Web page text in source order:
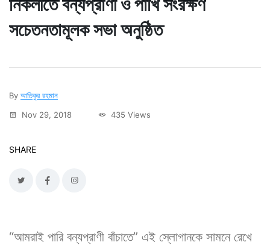
সচেতনতামূলক সভা অনুষ্ঠিত
By আতিকুর রহমান
Nov 29, 2018
435 Views
SHARE
“আমরাই পারি বন্যপ্রাণী বাঁচাতে” এই স্লোগানকে সামনে রেখে